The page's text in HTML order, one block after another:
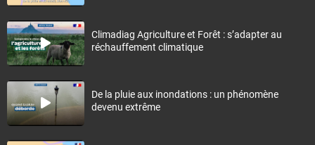
Climadiag Agriculture et Forêt : s’adapter au
réchauffement climatique
De la pluie aux inondations : un phénomène
devenu extrême